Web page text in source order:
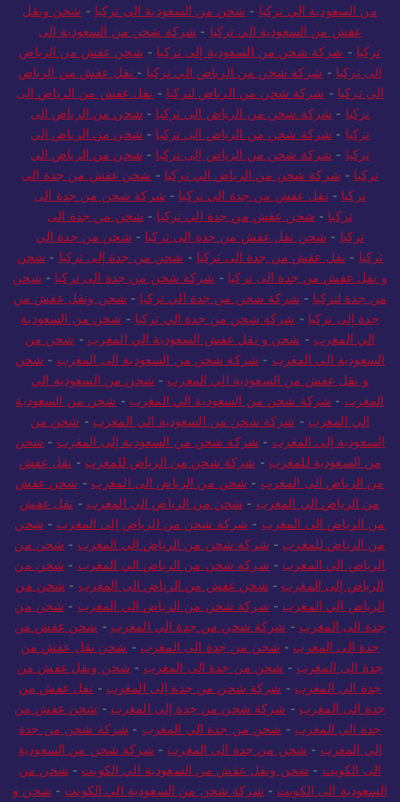
من السعودية الي تركيا - شحن من السعودية الى تركيا - شحن ونقل
عفش من السعودية الي تركيا - شركة شحن من السعودية الى
تركيا - شركة شحن من السعودية إلى تركيا - شحن عفش من الرياض
الى تركيا - شركة شحن من الرياض الي تركيا - نقل عفش من الرياض
الي تركيا - شركة شحن من الرياض لتركيا - نقل عفش من الرياض الى
تركيا - شركة شحن من الرياض الى تركيا - شحن من الرياض الى
تركيا - شركة شحن من الرياض الى تركيا - شحن من الرياض الي
تركيا - شركة شحن من الرياض إلى تركيا - شحن من الرياض الي
تركيا - شركة شحن من الرياض الي تركيا - شحن عفش من جدة الى
تركيا - نقل عفش من جدة الى تركيا - شركة شحن من جدة الى
تركيا - شحن عفش من جدة الي تركيا - شحن من جدة الى
تركيا - شحن نقل عفش من جدة الى تركيا - شحن من جدة الي
تركيا - نقل عفش من جدة الى تركيا - شحن من جدة إلى تركيا - شحن
و نقل عفش من جدة الى تركيا - شركة شحن من جدة الى تركيا - شحن
من جدة لتركيا - شركة شحن من جدة الي تركيا - شحن ونقل عفش من
جدة إلى تركيا - شركة شحن من جدة الي تركيا - شحن من السعودية
الي المغرب - شحن و نقل عفش السعودية الي المغرب - شحن من
السعودية الي المغرب - شركة شحن من السعودية الى المغرب - شحن
و نقل عفش من السعودية الي المغرب - شحن من السعودية الي
المغرب - شركة شحن من السعودية الي المغرب - شحن من السعودية
الي المغرب - شركة شحن من السعودية الي المغرب - شحن من
السعودية إلى المغرب - شركة شحن من السعودية إلى المغرب - شحن
من السعودية للمغرب - شركة شحن من الرياض للمغرب - نقل عفش
من الرياض الى المغرب - شحن من الرياض الى المغرب - شحن عفش
من الرياض الي المغرب - شحن من الرياض الي المغرب - نقل عفش
من الرياض الى المغرب - شركة شحن من الرياض إلى المغرب - شحن
من الرياض للمغرب - شركة شحن من الرياض الى المغرب - شحن من
الرياض الي المغرب - شركة شحن من الرياض الي المغرب - شحن من
الرياض إلى المغرب - شحن عفش من الرياض الى المغرب - شحن من
الرياض الي المغرب - شركة شحن من الرياض الي المغرب - شحن من
جدة الى المغرب - شركة شحن من جدة الي المغرب - شحن عفش من
جدة الى المغرب - شحن من جدة الى المغرب - شحن نقل عفش من
جدة الى المغرب - شحن من جدة الى المغرب - شحن ونقل عفش من
جدة الي المغرب - شركة شحن من جدة إلى المغرب - نقل عفش من
جدة الى المغرب - شركة شحن من جدة إلى المغرب - شحن عفش من
جدة الي المغرب - شحن من جدة الي المغرب - شركة شحن من جدة
الي المغرب - شحن من جدة الي المغرب - شركة شحن من السعودية
الى الكويت - شحن ونقل عفش من السعودية الي الكويت - شحن من
السعودية الى الكويت - شركة شحن من السعودية الي الكويت - شحن و